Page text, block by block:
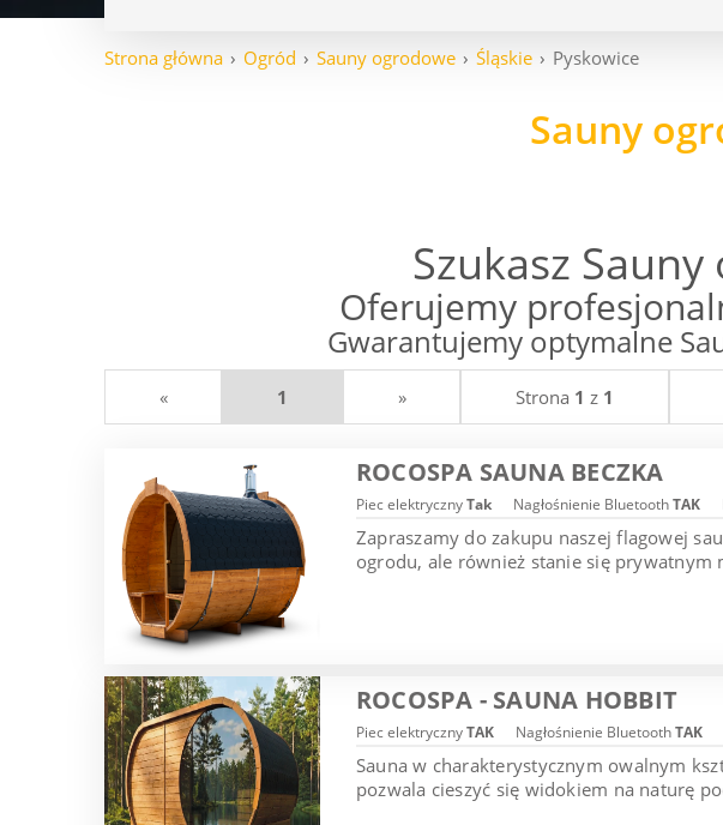
Strona główna Ogród Sauny ogrodowe Śląskie Pyskowice
Sauny
Szukasz
Oferujemy
Gwarantujemy optymalne
« 1 » Strona 1 z 1
ROCOSPA SAUNA BECZKA
Piec elektrycznyTak Nagłośnienie BluetoothTAK
Zapraszamy do zakupu naszej flagowej
ogrodu, ale również stanie się
ROCOSPA - SAUNA HOBBIT
Piec elektrycznyTAK Nagłośnienie BluetoothTAK
Sauna w charakterystycznym owalnym
pozwala cieszyć się widokiem na naturę